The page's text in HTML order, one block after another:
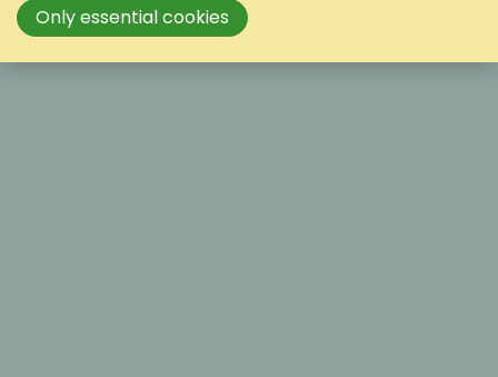
Only essential cookies